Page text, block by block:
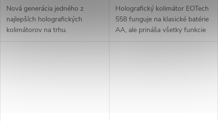
Nová generácia jedného z
najlepších holografických
kolimátorov na trhu.
Holografický kolimátor EOTech
558 funguje na klasické batérie
AA, ale prináša všetky funkcie